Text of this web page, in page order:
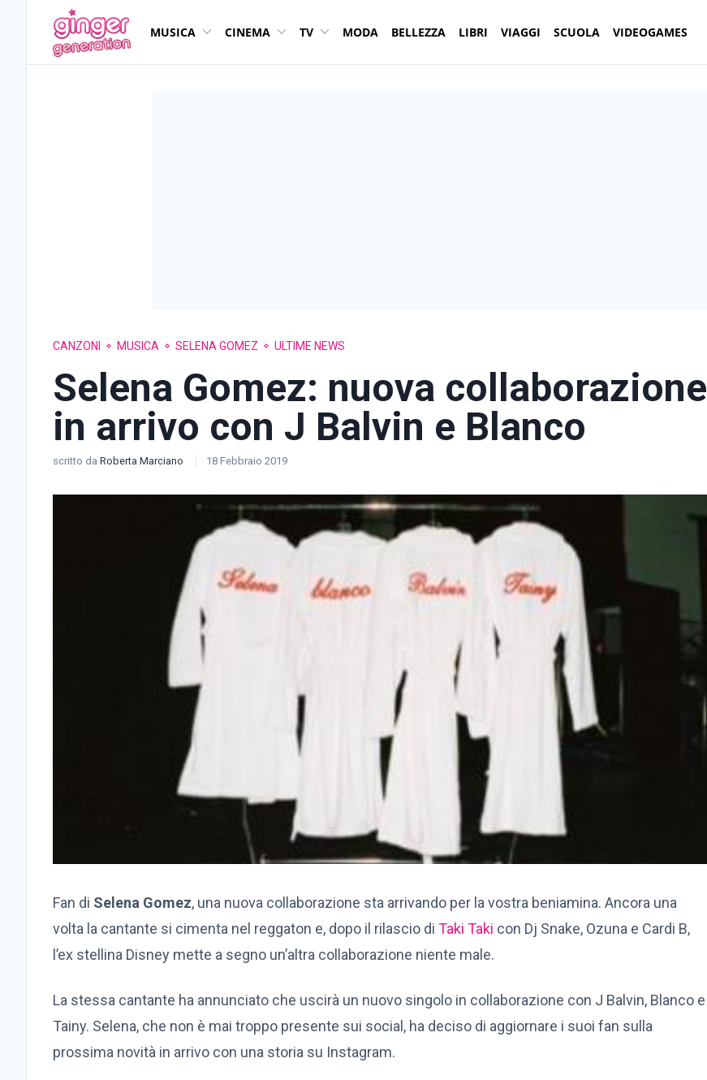
MUSICA CINEMA TV MODA BELLEZZA LIBRI VIAGGI SCUOLA VIDEOGAMES
CANZONI MUSICA SELENA GOMEZ ULTIME NEWS
Selena Gomez: nuova collaborazione
in arrivo con J Balvin e Blanco
scritto da Roberta Marciano 18 Febbraio 2019
Fan di Selena Gomez, una nuova collaborazione sta arrivando per la vostra beniamina. Ancora una
volta la cantante si cimenta nel reggaton e, dopo il rilascio di Taki Taki con Dj Snake, Ozuna e Cardi B,
l’ex stellina Disney mette a segno un’altra collaborazione niente male.
La stessa cantante ha annunciato che uscirà un nuovo singolo in collaborazione con J Balvin, Blanco e
Tainy. Selena, che non è mai troppo presente sui social, ha deciso di aggiornare i suoi fan sulla
prossima novità in arrivo con una storia su Instagram.